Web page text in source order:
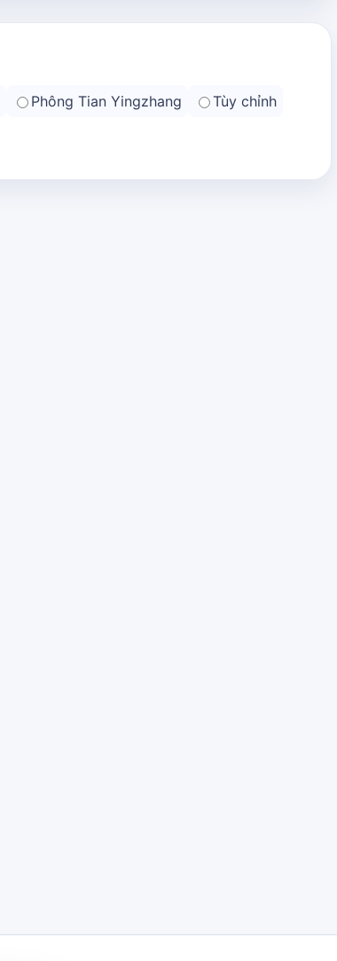
Phông Tian Yingzhang
Tùy chỉnh